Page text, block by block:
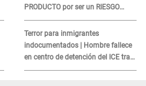
PRODUCTO por ser un RIESGO
MORTAL para consumidores: ¿Cuál
es?
Terror para inmigrantes
indocumentados | Hombre fallece
en centro de detención del ICE tras
sufrir una "emergencia médica"